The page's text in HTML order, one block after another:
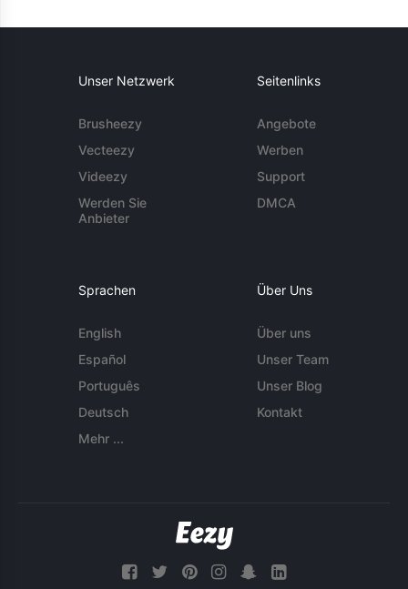
Unser Netzwerk
Brusheezy
Vecteezy
Videezy
Werden Sie
Anbieter
Seitenlinks
Angebote
Werben
Support
DMCA
Sprachen
English
Español
Português
Deutsch
Mehr ...
Über Uns
Über uns
Unser Team
Unser Blog
Kontakt